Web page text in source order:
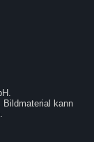
kann